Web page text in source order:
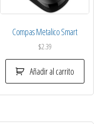
Compas Metalico Smart
$2.39
Añadir al carrito